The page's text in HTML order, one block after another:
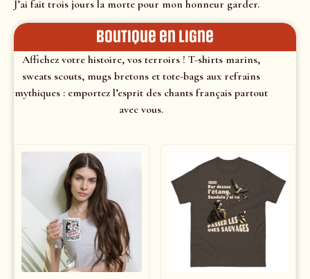
J’ai fait trois jours la morte pour mon honneur garder.
Boutique en ligne
Affichez votre histoire, vos terroirs ! T-shirts marins,
sweats scouts, mugs bretons et tote-bags aux refrains
mythiques : emportez l’esprit des chants français partout
avec vous.